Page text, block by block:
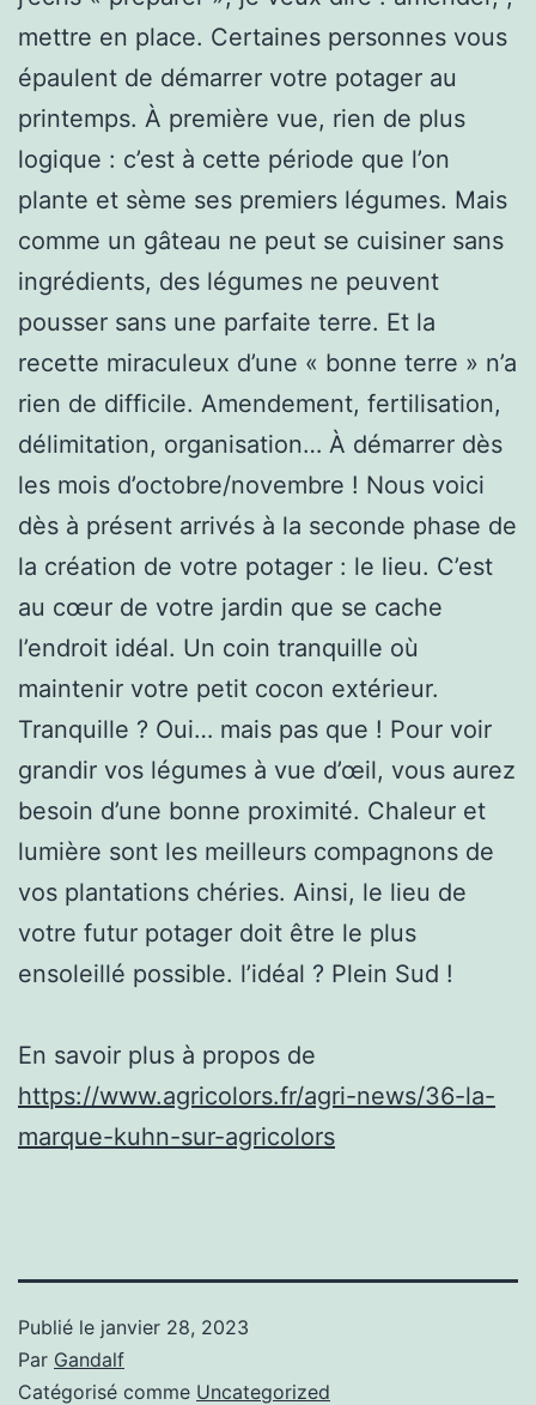
mettre en place. Certaines personnes vous
épaulent de démarrer votre potager au
printemps. À première vue, rien de plus
logique : c’est à cette période que l’on
plante et sème ses premiers légumes. Mais
comme un gâteau ne peut se cuisiner sans
ingrédients, des légumes ne peuvent
pousser sans une parfaite terre. Et la
recette miraculeux d’une « bonne terre » n’a
rien de difficile. Amendement, fertilisation,
délimitation, organisation… À démarrer dès
les mois d’octobre/novembre ! Nous voici
dès à présent arrivés à la seconde phase de
la création de votre potager : le lieu. C’est
au cœur de votre jardin que se cache
l’endroit idéal. Un coin tranquille où
maintenir votre petit cocon extérieur.
Tranquille ? Oui… mais pas que ! Pour voir
grandir vos légumes à vue d’œil, vous aurez
besoin d’une bonne proximité. Chaleur et
lumière sont les meilleurs compagnons de
vos plantations chéries. Ainsi, le lieu de
votre futur potager doit être le plus
ensoleillé possible. l’idéal ? Plein Sud !
En savoir plus à propos de
https://www.agricolors.fr/agri-news/36-la-
marque-kuhn-sur-agricolors
Publié le janvier 28, 2023
Par Gandalf
Catégorisé comme Uncategorized